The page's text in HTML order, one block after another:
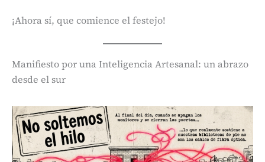
¡Ahora sí, que comience el festejo!
Manifiesto por una Inteligencia Artesanal: un abrazo
desde el sur